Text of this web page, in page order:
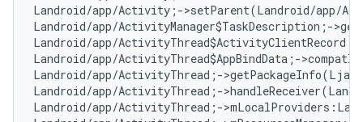
Landroid/app/Activity;->setParent(Landroid/
Landroid/app/ActivityManager$TaskDescription;-
Landroid/app/
Landroid/app/ActivityThread$AppBindData;-
Landroid/app/ActivityThread;-
Landroid/app/ActivityThread;-
Landroid/app/ActivityThread;-